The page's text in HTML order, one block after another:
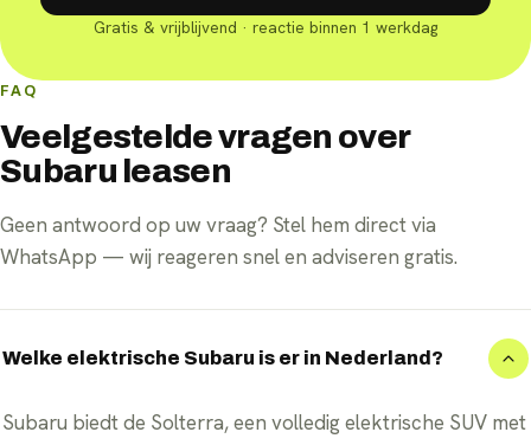
Gratis & vrijblijvend · reactie binnen 1 werkdag
FAQ
Veelgestelde vragen over
Subaru leasen
Geen antwoord op uw vraag? Stel hem direct via
WhatsApp — wij reageren snel en adviseren gratis.
Welke elektrische Subaru is er in Nederland?
Subaru biedt de Solterra, een volledig elektrische SUV met